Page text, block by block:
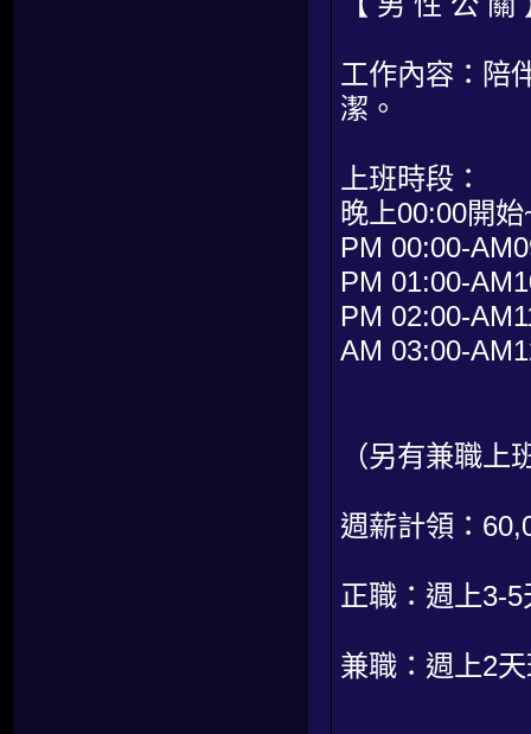
工作內容：陪
潔。
上班時段：
晚上00:00開始
PM 00:00-
PM 01:00-
PM 02:00-
AM 03:00-
（另有兼職上
週薪計領：
正職：週上3-
兼職：週上2